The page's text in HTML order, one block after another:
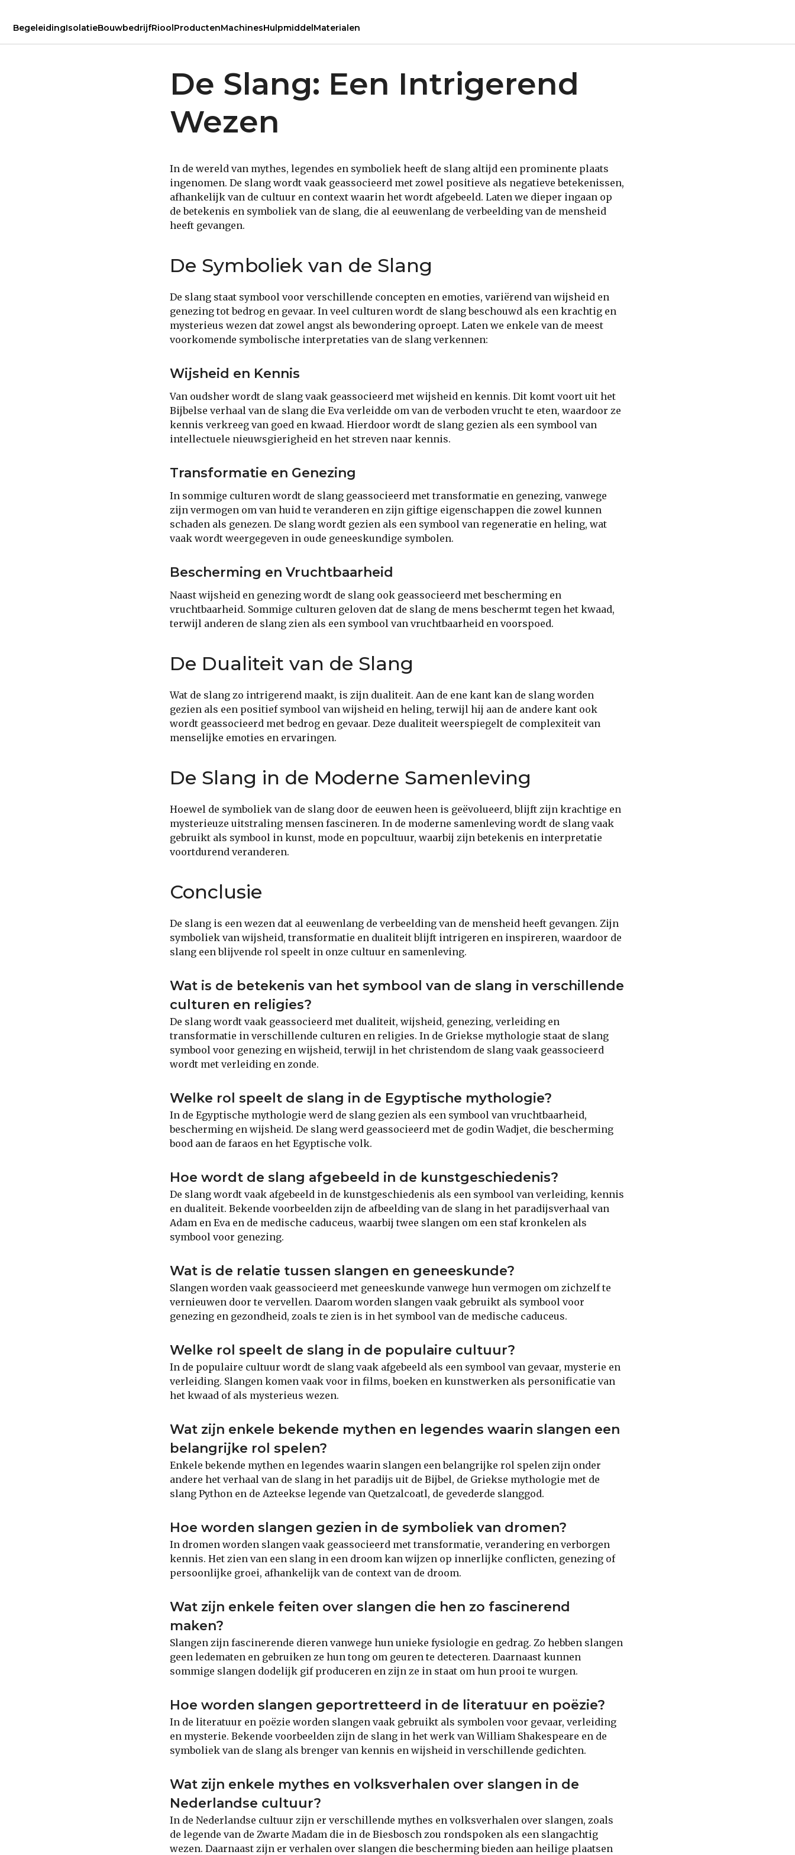
BegeleidingIsolatieBouwbedrijfRioolProductenMachinesHulpmiddelMaterialen
De Slang: Een Intrigerend
Wezen
In de wereld van mythes, legendes en symboliek heeft de slang altijd een prominente plaats
ingenomen. De slang wordt vaak geassocieerd met zowel positieve als negatieve betekenissen,
afhankelijk van de cultuur en context waarin het wordt afgebeeld. Laten we dieper ingaan op
de betekenis en symboliek van de slang, die al eeuwenlang de verbeelding van de mensheid
heeft gevangen.
De Symboliek van de Slang
De slang staat symbool voor verschillende concepten en emoties, variërend van wijsheid en
genezing tot bedrog en gevaar. In veel culturen wordt de slang beschouwd als een krachtig en
mysterieus wezen dat zowel angst als bewondering oproept. Laten we enkele van de meest
voorkomende symbolische interpretaties van de slang verkennen:
Wijsheid en Kennis
Van oudsher wordt de slang vaak geassocieerd met wijsheid en kennis. Dit komt voort uit het
Bijbelse verhaal van de slang die Eva verleidde om van de verboden vrucht te eten, waardoor ze
kennis verkreeg van goed en kwaad. Hierdoor wordt de slang gezien als een symbool van
intellectuele nieuwsgierigheid en het streven naar kennis.
Transformatie en Genezing
In sommige culturen wordt de slang geassocieerd met transformatie en genezing, vanwege
zijn vermogen om van huid te veranderen en zijn giftige eigenschappen die zowel kunnen
schaden als genezen. De slang wordt gezien als een symbool van regeneratie en heling, wat
vaak wordt weergegeven in oude geneeskundige symbolen.
Bescherming en Vruchtbaarheid
Naast wijsheid en genezing wordt de slang ook geassocieerd met bescherming en
vruchtbaarheid. Sommige culturen geloven dat de slang de mens beschermt tegen het kwaad,
terwijl anderen de slang zien als een symbool van vruchtbaarheid en voorspoed.
De Dualiteit van de Slang
Wat de slang zo intrigerend maakt, is zijn dualiteit. Aan de ene kant kan de slang worden
gezien als een positief symbool van wijsheid en heling, terwijl hij aan de andere kant ook
wordt geassocieerd met bedrog en gevaar. Deze dualiteit weerspiegelt de complexiteit van
menselijke emoties en ervaringen.
De Slang in de Moderne Samenleving
Hoewel de symboliek van de slang door de eeuwen heen is geëvolueerd, blijft zijn krachtige en
mysterieuze uitstraling mensen fascineren. In de moderne samenleving wordt de slang vaak
gebruikt als symbool in kunst, mode en popcultuur, waarbij zijn betekenis en interpretatie
voortdurend veranderen.
Conclusie
De slang is een wezen dat al eeuwenlang de verbeelding van de mensheid heeft gevangen. Zijn
symboliek van wijsheid, transformatie en dualiteit blijft intrigeren en inspireren, waardoor de
slang een blijvende rol speelt in onze cultuur en samenleving.
Wat is de betekenis van het symbool van de slang in verschillende
culturen en religies?
De slang wordt vaak geassocieerd met dualiteit, wijsheid, genezing, verleiding en
transformatie in verschillende culturen en religies. In de Griekse mythologie staat de slang
symbool voor genezing en wijsheid, terwijl in het christendom de slang vaak geassocieerd
wordt met verleiding en zonde.
Welke rol speelt de slang in de Egyptische mythologie?
In de Egyptische mythologie werd de slang gezien als een symbool van vruchtbaarheid,
bescherming en wijsheid. De slang werd geassocieerd met de godin Wadjet, die bescherming
bood aan de faraos en het Egyptische volk.
Hoe wordt de slang afgebeeld in de kunstgeschiedenis?
De slang wordt vaak afgebeeld in de kunstgeschiedenis als een symbool van verleiding, kennis
en dualiteit. Bekende voorbeelden zijn de afbeelding van de slang in het paradijsverhaal van
Adam en Eva en de medische caduceus, waarbij twee slangen om een staf kronkelen als
symbool voor genezing.
Wat is de relatie tussen slangen en geneeskunde?
Slangen worden vaak geassocieerd met geneeskunde vanwege hun vermogen om zichzelf te
vernieuwen door te vervellen. Daarom worden slangen vaak gebruikt als symbool voor
genezing en gezondheid, zoals te zien is in het symbool van de medische caduceus.
Welke rol speelt de slang in de populaire cultuur?
In de populaire cultuur wordt de slang vaak afgebeeld als een symbool van gevaar, mysterie en
verleiding. Slangen komen vaak voor in films, boeken en kunstwerken als personificatie van
het kwaad of als mysterieus wezen.
Wat zijn enkele bekende mythen en legendes waarin slangen een
belangrijke rol spelen?
Enkele bekende mythen en legendes waarin slangen een belangrijke rol spelen zijn onder
andere het verhaal van de slang in het paradijs uit de Bijbel, de Griekse mythologie met de
slang Python en de Azteekse legende van Quetzalcoatl, de gevederde slanggod.
Hoe worden slangen gezien in de symboliek van dromen?
In dromen worden slangen vaak geassocieerd met transformatie, verandering en verborgen
kennis. Het zien van een slang in een droom kan wijzen op innerlijke conflicten, genezing of
persoonlijke groei, afhankelijk van de context van de droom.
Wat zijn enkele feiten over slangen die hen zo fascinerend
maken?
Slangen zijn fascinerende dieren vanwege hun unieke fysiologie en gedrag. Zo hebben slangen
geen ledematen en gebruiken ze hun tong om geuren te detecteren. Daarnaast kunnen
sommige slangen dodelijk gif produceren en zijn ze in staat om hun prooi te wurgen.
Hoe worden slangen geportretteerd in de literatuur en poëzie?
In de literatuur en poëzie worden slangen vaak gebruikt als symbolen voor gevaar, verleiding
en mysterie. Bekende voorbeelden zijn de slang in het werk van William Shakespeare en de
symboliek van de slang als brenger van kennis en wijsheid in verschillende gedichten.
Wat zijn enkele mythes en volksverhalen over slangen in de
Nederlandse cultuur?
In de Nederlandse cultuur zijn er verschillende mythes en volksverhalen over slangen, zoals
de legende van de Zwarte Madam die in de Biesbosch zou rondspoken als een slangachtig
wezen. Daarnaast zijn er verhalen over slangen die bescherming bieden aan heilige plaatsen